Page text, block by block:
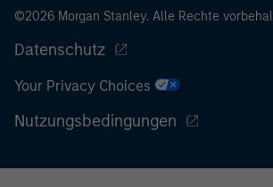
Finanzkriminalität unterliegen.
Ich erkenne an, dass weder Morgan
Unternehmen für Verluste haften, die
indirekt durch eingesehene
meiner falschen oder irrtümlichen
©2026 Morgan Stanley. Alle Rechte
Datenschutz
Your Privacy Choices
Nutzungsbedingungen